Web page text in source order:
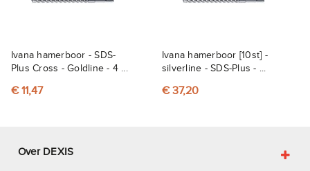
Ivana hamerboor - SDS-
Plus Cross - Goldline - 4 ...
€ 11,47
Ivana hamerboor [10st] -
silverline - SDS-Plus - ...
€ 37,20
Over DEXIS